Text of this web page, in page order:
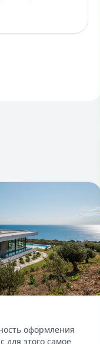
займов
оформления
для этого самое